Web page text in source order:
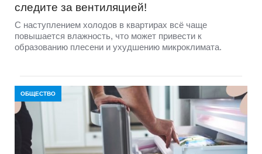
следите за вентиляцией!
С наступлением холодов в квартирах всё чаще
повышается влажность, что может привести к
образованию плесени и ухудшению микроклимата.
ОБЩЕСТВО